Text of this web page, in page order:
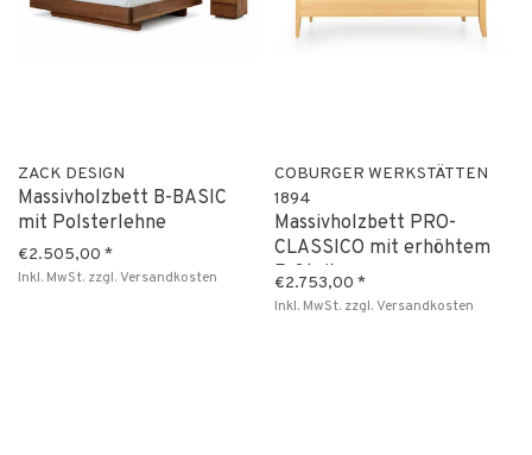
ZACK DESIGN
Massivholzbett B-BASIC
mit Polsterlehne
€2.505,00 *
Inkl. MwSt. zzgl.Versandkosten
COBURGER WERKSTÄTTEN
1894
Massivholzbett PRO-
CLASSICO mit erhöhtem
Fußteil
€2.753,00 *
Inkl. MwSt. zzgl.Versandkosten